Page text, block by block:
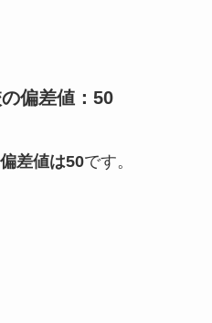
偏差値：50
偏差値は50です。